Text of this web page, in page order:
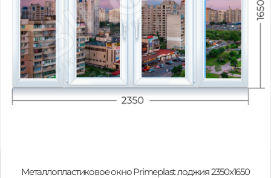
Металлопластиковое окно Primeplast лоджия 2350х1650